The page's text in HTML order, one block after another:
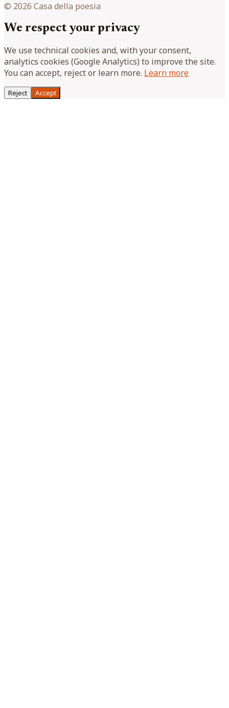
© 2026 Casa della poesia
We respect your privacy
We use technical cookies and, with your consent,
analytics cookies (Google Analytics) to improve the site.
You can accept, reject or learn more. Learn more
Reject Accept